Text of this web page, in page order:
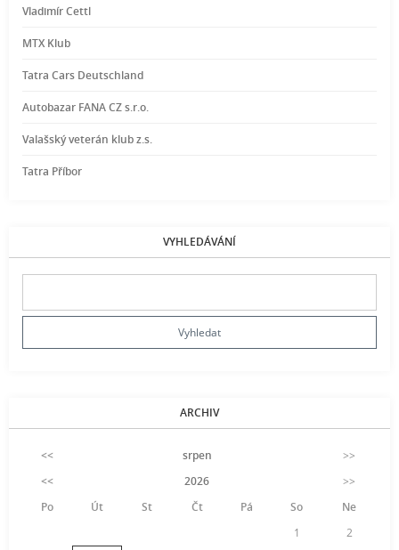
Vladimír Cettl
MTX Klub
Tatra Cars Deutschland
Autobazar FANA CZ s.r.o.
Valašský veterán klub z.s.
Tatra Příbor
VYHLEDÁVÁNÍ
ARCHIV
<< srpen
>>
<<
2026
>>
Po
Út St Čt Pá So
Ne
1
2